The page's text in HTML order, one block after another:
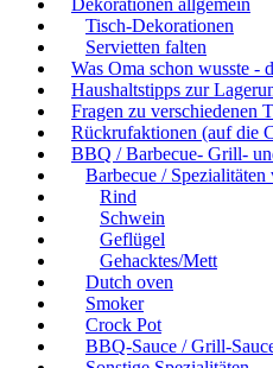
Tisch-Dekorationen
Servietten falten
Was Oma schon wusste -
Haushaltstipps zur
Fragen zu verschiedenen
Rückrufaktionen (auf die
BBQ / Barbecue- Grill-
Barbecue /
Rind
Schwein
Geflügel
Gehacktes/Mett
Dutch oven
Smoker
Crock Pot
BBQ-Sauce / Grill-